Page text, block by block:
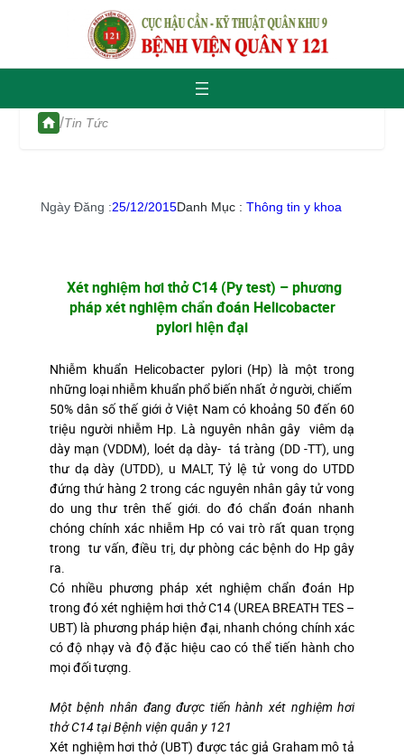
/Tin Tức
Ngày Đăng :25/12/2015Danh Mục : Thông tin y khoa
Xét nghiệm hơi thở C14 (Py test) – phương
pháp xét nghiệm chẩn đoán Helicobacter
pylori hiện đại
Nhiễm khuẩn Helicobacter pylori (Hp) là một trong
những loại nhiễm khuẩn phổ biến nhất ở người, chiếm
50% dân số thế giới ở Việt Nam có khoảng 50 đến 60
triệu người nhiễm Hp. Là nguyên nhân gây viêm dạ
dày mạn (VDDM), loét dạ dày- tá tràng (DD -TT), ung
thư dạ dày (UTDD), u MALT, Tỷ lệ tử vong do UTDD
đứng thứ hàng 2 trong các nguyên nhân gây tử vong
do ung thư trên thế giới. do đó chẩn đoán nhanh
chóng chính xác nhiễm Hp có vai trò rất quan trọng
trong tư vấn, điều trị, dự phòng các bệnh do Hp gây
ra.
Có nhiều phương pháp xét nghiệm chẩn đoán Hp
trong đó xét nghiệm hơi thở C14 (UREA BREATH TES –
UBT) là phương pháp hiện đại, nhanh chóng chính xác
có độ nhạy và độ đặc hiệu cao có thể tiến hành cho
mọi đối tượng.
Một bệnh nhân đang được tiến hành xét nghiệm hơi
thở C14 tại Bệnh viện quân y 121
Xét nghiệm hơi thở (UBT) được tác giả Graham mô tả